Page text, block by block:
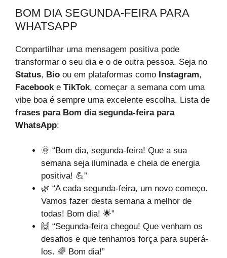
BOM DIA SEGUNDA-FEIRA PARA
WHATSAPP
Compartilhar uma mensagem positiva pode
transformar o seu dia e o de outra pessoa. Seja no
Status, Bio ou em plataformas como Instagram,
Facebooke TikTok, começar a semana com uma
vibe boa é sempre uma excelente escolha. Lista de
frases para Bom dia segunda-feira para
WhatsApp:
🌞 “Bom dia, segunda-feira! Que a sua
semana seja iluminada e cheia de energia
positiva! 💪”
🌿 “A cada segunda-feira, um novo começo.
Vamos fazer desta semana a melhor de
todas! Bom dia! 🌟”
🙌 “Segunda-feira chegou! Que venham os
desafios e que tenhamos força para superá-
los. 🌈 Bom dia!”